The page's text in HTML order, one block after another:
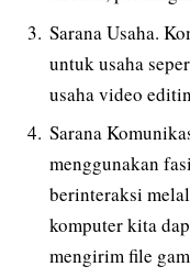
Sarana Usaha.
untuk usaha
usaha video
Sarana
menggunakan
berinteraksi
komputer kita
mengirim file